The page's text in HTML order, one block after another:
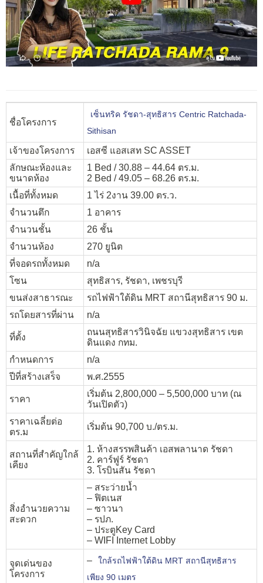
ชื่อโครงการ
เซ็นทริค รัชดา-สุทธิสาร Centric Ratchada-
Sithisan
เจ้าของโครงการ
เอสซี แอสเสท SC ASSET
ลักษณะห้องและ
ขนาดห้อง
1 Bed / 30.88 – 44.64 ตร.ม.
2 Bed / 49.05 – 68.26 ตร.ม.
เนื้อที่ทั้งหมด
1 ไร่ 2งาน 39.00 ตร.ว.
จำนวนตึก
1 อาคาร
จำนวนชั้น
26 ชั้น
จำนวนห้อง
270 ยูนิต
ที่จอดรถทั้งหมด
n/a
โซน
สุทธิสาร, รัชดา, เพชรบุรี
ขนส่งสาธารณะ
รถไฟฟ้าใต้ดิน MRT สถานีสุทธิสาร 90 ม.
รถโดยสารที่ผ่าน
n/a
ที่ตั้ง
ถนนสุทธิสารวินิจฉัย แขวงสุทธิสาร เขต
ดินแดง กทม.
กำหนดการ
n/a
ปีที่สร้างเสร็จ
พ.ศ.2555
ราคา
เริ่มต้น 2,800,000 – 5,500,000 บาท (ณ
วันเปิดตัว)
ราคาเฉลี่ยต่อ
ตร.ม
เริ่มต้น 90,700 บ./ตร.ม.
สถานที่สำคัญใกล้
เคียง
1. ห้างสรรพสินค้า เอสพลานาด รัชดา
2. คาร์ฟูร์ รัชดา
3. โรบินสัน รัชดา
สิ่งอำนวยความ
สะดวก
– สระว่ายน้ำ
– ฟิตเนส
– ซาวนา
– รปภ.
– ประตูKey Card
– WIFI Internet Lobby
จุดเด่นของ
โครงการ
–
ใกล้รถไฟฟ้าใต้ดิน MRT สถานีสุทธิสาร
เพียง 90 เมตร